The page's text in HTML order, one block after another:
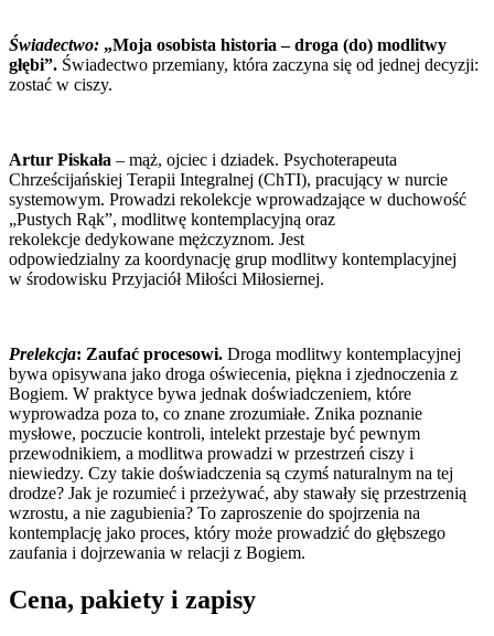
Świadectwo: „Moja osobista historia –droga (do) modlitwy
głębi”. Świadectwo przemiany, która zaczyna się od jednej decyzji:
zostać w ciszy.
Artur Piskała – mąż, ojciec i dziadek. Psychoterapeuta
Chrześcijańskiej Terapii Integralnej (ChTI), pracujący w nurcie
systemowym. Prowadzi rekolekcje wprowadzające w duchowość
„Pustych Rąk”, modlitwę kontemplacyjną oraz
rekolekcje dedykowane mężczyznom. Jest
odpowiedzialny za koordynację grup modlitwy kontemplacyjnej
w środowisku PrzyjaciółMiłości Miłosiernej.
Prelekcja: Zaufać procesowi. Droga modlitwy kontemplacyjnej
bywa opisywana jako droga oświecenia, piękna i zjednoczenia z
Bogiem. W praktyce bywa jednak doświadczeniem, które
wyprowadza poza to, co znane zrozumiałe. Znika poznanie
mysłowe, poczucie kontroli, intelekt przestaje być pewnym
przewodnikiem, a modlitwa prowadzi w przestrzeń ciszy i
niewiedzy. Czy takie doświadczenia są czymś naturalnym na tej
drodze? Jak je rozumieć i przeżywać, aby stawały się przestrzenią
wzrostu, a nie zagubienia? To zaproszenie do spojrzenia na
kontemplację jako proces, który może prowadzić do głębszego
zaufania i dojrzewania w relacji z Bogiem.
Cena, pakiety i zapisy